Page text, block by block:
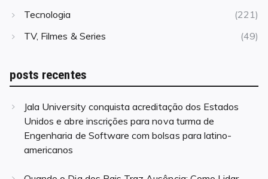
Tecnologia
(221)
TV, Filmes & Series
(49)
posts recentes
Jala University conquista acreditação dos Estados
Unidos e abre inscrições para nova turma de
Engenharia de Software com bolsas para latino-
americanos